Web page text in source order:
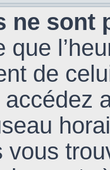
ne sont
que
de
accédez
vous